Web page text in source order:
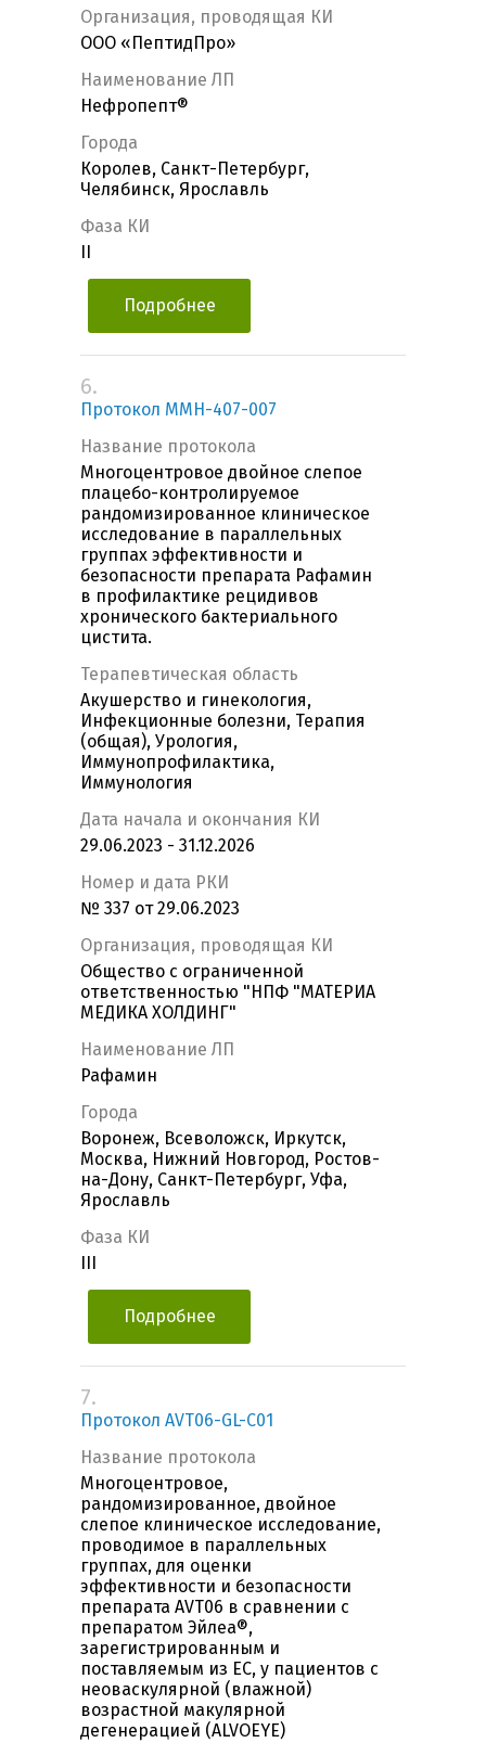
Организация, проводящая КИ
ООО «ПептидПро»
Наименование ЛП
Нефропепт®
Города
Королев, Санкт-Петербург,
Челябинск, Ярославль
Фаза КИ
Подробнее
6.
Протокол MMH-407-007
Название протокола
Многоцентровое двойное слепое
плацебо-контролируемое
рандомизированное клиническое
исследование в параллельных
группах эффективности и
безопасности препарата Рафамин
в профилактике рецидивов
хронического бактериального
цистита.
Терапевтическая область
Акушерство и гинекология,
Инфекционные болезни, Терапия
(общая), Урология,
Иммунопрофилактика,
Иммунология
Дата начала и окончания КИ
29.06.2023 - 31.12.2026
Номер и дата РКИ
№ 337 от 29.06.2023
Организация, проводящая КИ
Общество с ограниченной
ответственностью "НПФ "МАТЕРИА
МЕДИКА ХОЛДИНГ"
Наименование ЛП
Рафамин
Города
Воронеж, Всеволожск, Иркутск,
Москва, Нижний Новгород, Ростов-
на-Дону, Санкт-Петербург, Уфа,
Ярославль
Фаза КИ
Подробнее
7.
Протокол AVT06-GL-C01
Название протокола
Многоцентровое,
рандомизированное, двойное
слепое клиническое исследование,
проводимое в параллельных
группах, для оценки
эффективности и безопасности
препарата AVT06 в сравнении с
препаратом Эйлеа®,
зарегистрированным и
поставляемым из ЕС, у пациентов с
неоваскулярной (влажной)
возрастной макулярной
дегенерацией (ALVOEYE)